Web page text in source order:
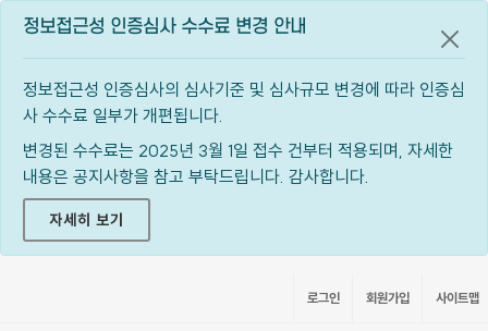
정보접근성 인증심사 수수료 변경 안내
정보접근성 인증심사의 심사기준 및 심사규모 변경에 따라 인증심
사 수수료 일부가 개편됩니다.
변경된 수수료는 2025년 3월 1일 접수 건부터 적용되며, 자세한
내용은 공지사항을 참고 부탁드립니다. 감사합니다.
자세히 보기
공지
로그인 회원가입 사이트맵